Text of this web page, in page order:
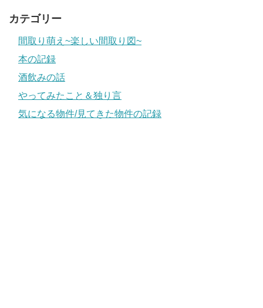
カテゴリー
間取り萌え~楽しい間取り図~
本の記録
酒飲みの話
やってみたこと＆独り言
気になる物件/見てきた物件の記録